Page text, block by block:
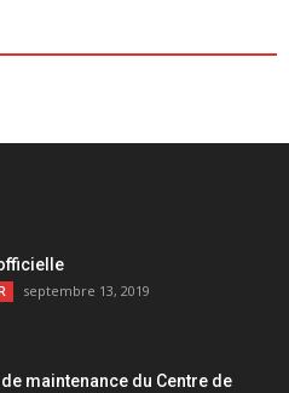
septembre 13, 2019
maintenance du Centre de